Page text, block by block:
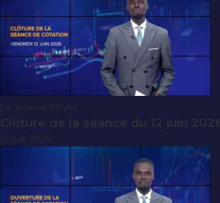
Le Journal BRVM
Clôture de la séance du 12 juin 2026